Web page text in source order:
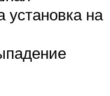
установка на